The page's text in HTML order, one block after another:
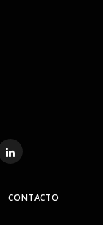
CONTACTO